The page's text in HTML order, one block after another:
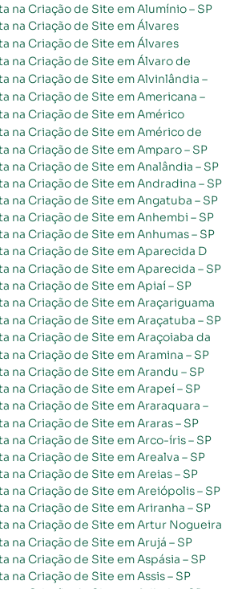
na Criação de Site em Alumínio – SP
na Criação de Site em Amparo – SP
na Criação de Site em Analândia – SP
na Criação de Site em Andradina – SP
na Criação de Site em Angatuba – SP
na Criação de Site em Anhembi – SP
na Criação de Site em Anhumas – SP
na Criação de Site em Aparecida – SP
na Criação de Site em Apiaí – SP
na Criação de Site em Araçatuba – SP
na Criação de Site em Aramina – SP
na Criação de Site em Arandu – SP
na Criação de Site em Arapeí – SP
na Criação de Site em Araras – SP
na Criação de Site em Arco-íris – SP
na Criação de Site em Arealva – SP
na Criação de Site em Areias – SP
na Criação de Site em Areiópolis – SP
na Criação de Site em Ariranha – SP
na Criação de Site em Arujá – SP
na Criação de Site em Aspásia – SP
na Criação de Site em Assis – SP